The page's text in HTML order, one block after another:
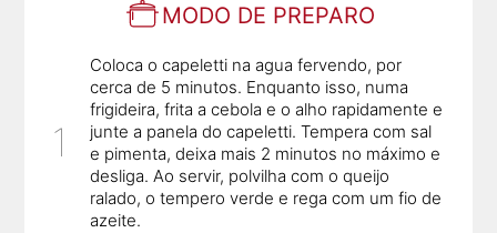
MODO DE PREPARO
Coloca o capeletti na agua fervendo, por
cerca de 5 minutos. Enquanto isso, numa
frigideira, frita a cebola e o alho rapidamente e
junte a panela do capeletti. Tempera com sal
e pimenta, deixa mais 2 minutos no máximo e
desliga. Ao servir, polvilha com o queijo
ralado, o tempero verde e rega com um fio de
azeite.